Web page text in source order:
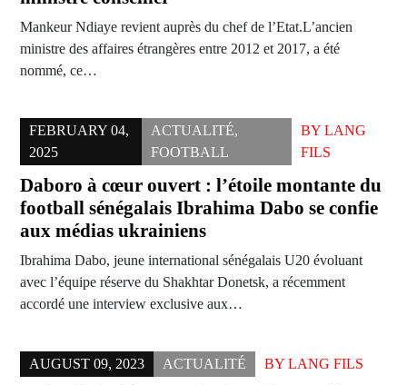
Mankeur Ndiaye revient auprès du chef de l’Etat.L’ancien
ministre des affaires étrangères entre 2012 et 2017, a été
nommé, ce…
FEBRUARY 04,
2025
ACTUALITÉ,
FOOTBALL
BY LANG
FILS
Daboro à cœur ouvert : l’étoile montante du
football sénégalais Ibrahima Dabo se confie
aux médias ukrainiens
Ibrahima Dabo, jeune international sénégalais U20 évoluant
avec l’équipe réserve du Shakhtar Donetsk, a récemment
accordé une interview exclusive aux…
AUGUST 09, 2023 ACTUALITÉ BY LANG FILS